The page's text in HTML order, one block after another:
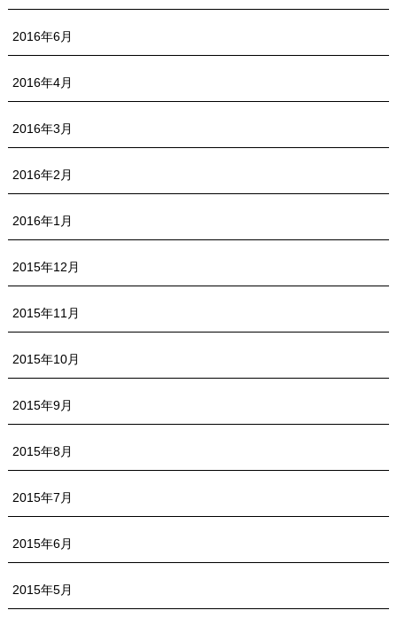
2016年6月
2016年4月
2016年3月
2016年2月
2016年1月
2015年12月
2015年11月
2015年10月
2015年9月
2015年8月
2015年7月
2015年6月
2015年5月